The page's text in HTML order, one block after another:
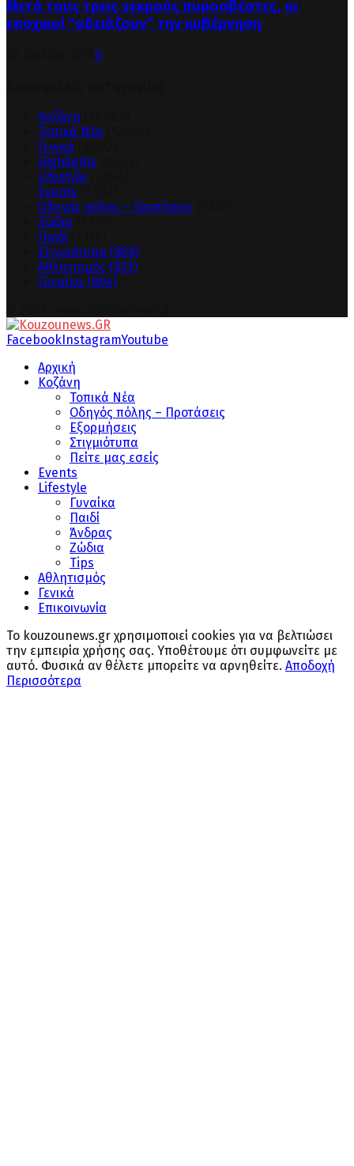
Μετά τους τρεις νεκρούς πυροσβέστες, οι
εποχικοί “αδειάζουν” την κυβέρνηση
0
Κοζάνη
Τοπικά Νέα
Γενικά
Highlights
Lifestyle
Events
Οδηγός πόλης – Προτάσεις
Ζώδια
Παιδί
Στιγμιότυπα (858)
Αθλητισμός (833)
Γυναίκα (804)
Facebook InstagramYoutube
Αρχική
Κοζάνη
Τοπικά Νέα
Οδηγός πόλης – Προτάσεις
Εξορμήσεις
Στιγμιότυπα
Πείτε μας εσείς
Events
Lifestyle
Γυναίκα
Παιδί
Άνδρας
Ζώδια
Tips
Αθλητισμός
Γενικά
Επικοινωνία
Το kouzounews.gr χρησιμοποιεί cookies για να βελτιώσει
την εμπειρία χρήσης σας. Υποθέτουμε ότι συμφωνείτε με
αυτό. Φυσικά αν θέλετε μπορείτε να αρνηθείτε. Αποδοχή
Περισσότερα